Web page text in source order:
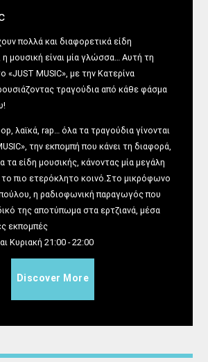
πολλά και διαφορετικά είδη
μουσική είναι μία γλώσσα… Αυτή τη
«JUST MUSIC», με τηνΚατερίνα
τραγούδια από κάθε φάσμα
λαϊκά, rap… όλα τα τραγούδια γίνονται
την εκπομπή που κάνει τη διαφορά,
τα είδη μουσικής , κάνονταςμία μεγάλη
πιο ετερόκλητο κοινό .Στο μικρόφωνο
, ηραδιοφωνική παραγωγός που
της αποτύπωμα στα ερτζιανά , μέσα
εκπομπές
Κυριακή 21:00 - 22:00
Discover More